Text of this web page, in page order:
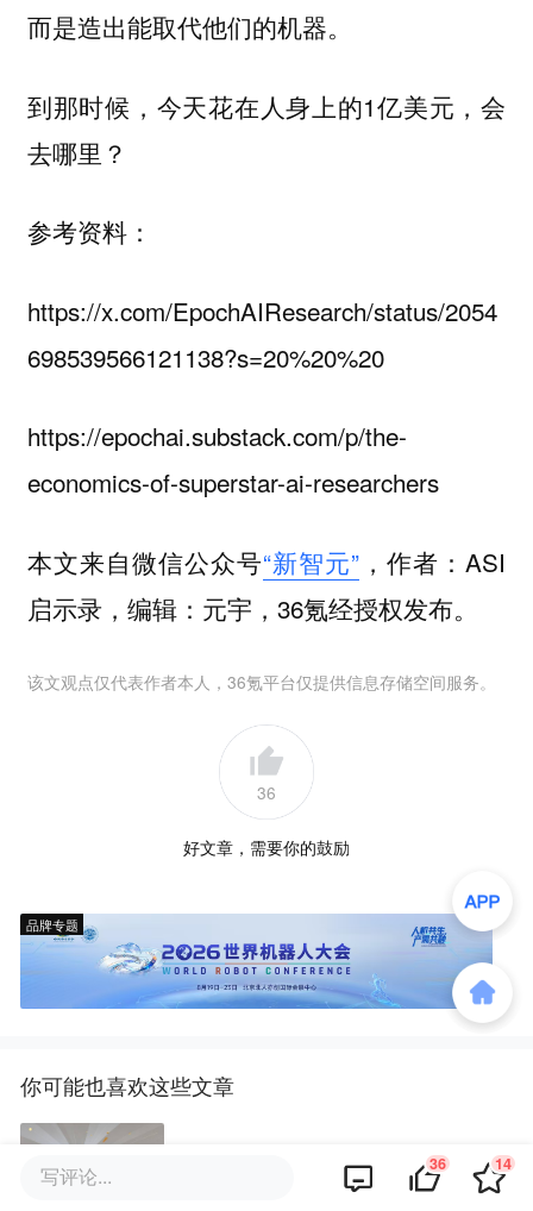
而是造出能取代他们的机器。
到那时候，今天花在人身上的1亿美元，会
去哪里？
参考资料：
https://x.com/EpochAIResearch/status/2054
698539566121138?s=20%20%20
https://epochai.substack.com/p/the-
economics-of-superstar-ai-researchers
本文来自微信公众号“新智元” ，作者：ASI
启示录，编辑：元宇，36氪经授权发布。
该文观点仅代表作者本人，36氪平台仅提供信息存储空间服务。
36
好文章，需要你的鼓励
品牌专题
你可能也喜欢这些文章
AI倒查论文100年，99.2%的顶刊
写评论... 36 14